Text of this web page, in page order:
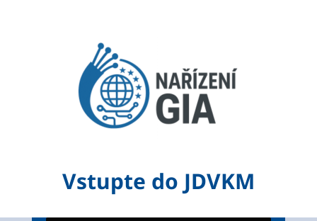
Vstupte do JDVKM